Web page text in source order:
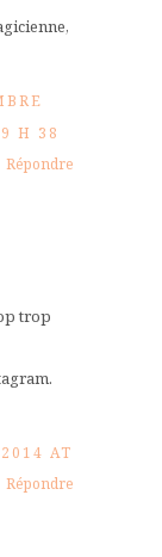
H 38
Répondre
trop
AT
Répondre